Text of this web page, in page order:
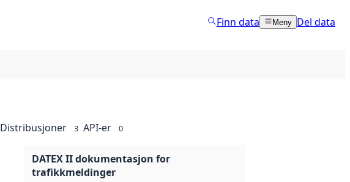
Finn data Meny Del data
Distribusjoner 3 API-er 0
DATEX II dokumentasjon for
trafikkmeldinger